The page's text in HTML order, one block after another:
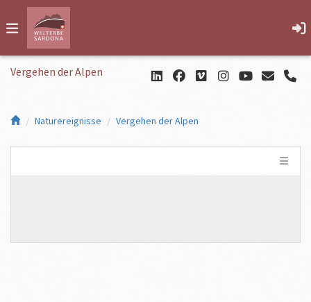
Vergehen der Alpen
Naturereignisse Vergehen der Alpen